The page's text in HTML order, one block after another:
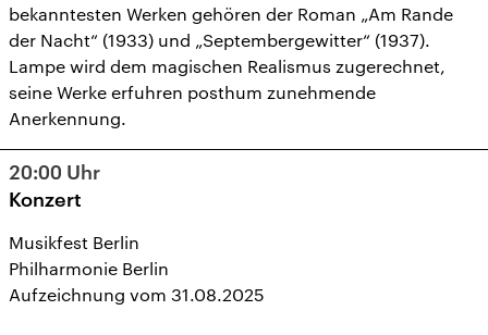
bekanntesten Werken gehören der Roman „Am Rande
der Nacht“ (1933) und „Septembergewitter“ (1937).
Lampe wird dem magischen Realismus zugerechnet,
seine Werke erfuhren posthum zunehmende
Anerkennung.
20:00 Uhr
Konzert
Musikfest Berlin
Philharmonie Berlin
Aufzeichnung vom 31.08.2025